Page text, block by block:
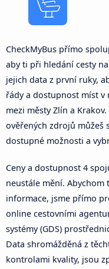
CheckMyBus přímo
aby ti při hledání cesty
jejich data z první ruky,
řády a dostupnost míst v
mezi městy Zlín a
ověřených zdrojů můžeš
dostupné možnosti a
Ceny a dostupnost 4
neustále mění.
informace, jsme přímo
online cestovními
systémy (GDS)
Data shromážděná z
kontrolami kvality, jsou